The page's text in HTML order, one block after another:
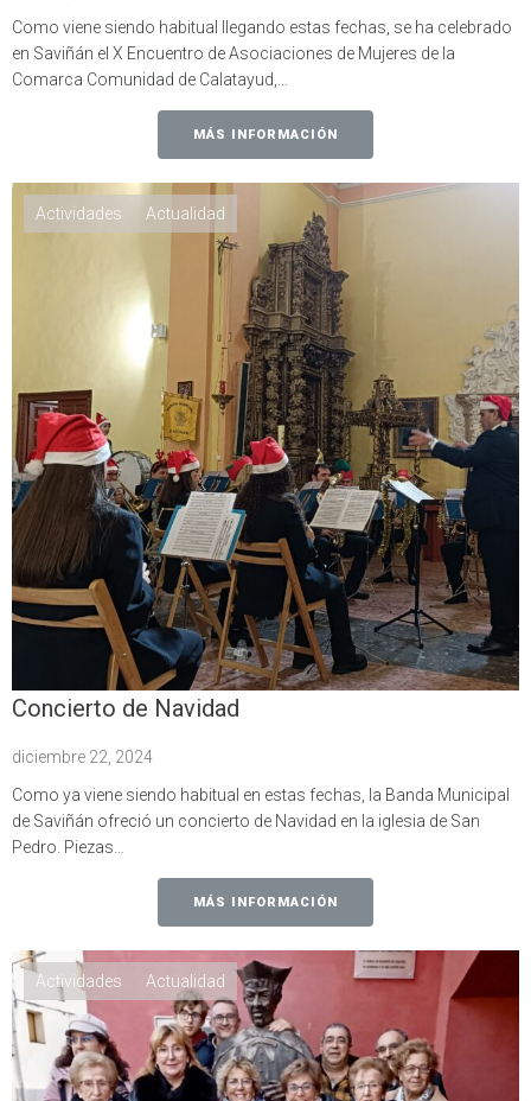
Como viene siendo habitual llegando estas fechas, se ha celebrado
en Saviñán el X Encuentro de Asociaciones de Mujeres de la
Comarca Comunidad de Calatayud,…
MÁS INFORMACIÓN
Actividades Actualidad
Concierto de Navidad
diciembre 22, 2024
Como ya viene siendo habitual en estas fechas, la Banda Municipal
de Saviñán ofreció un concierto de Navidad en la iglesia de San
Pedro. Piezas…
MÁS INFORMACIÓN
Actividades Actualidad